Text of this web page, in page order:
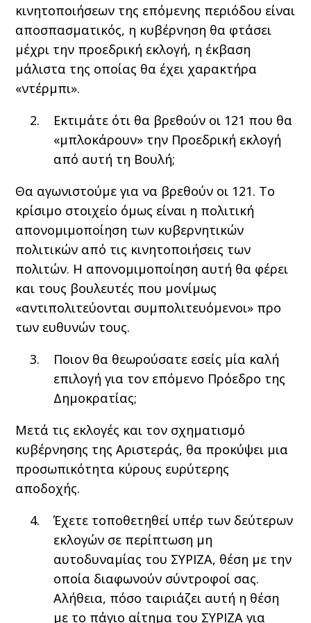
κινητοποιήσεων της επόμενης περιόδου είναι
αποσπασματικός, η κυβέρνηση θα φτάσει
μέχρι την προεδρική εκλογή, η έκβαση
μάλιστα της οποίας θα έχει χαρακτήρα
«ντέρμπι».
Εκτιμάτε ότι θα βρεθούν οι 121 που θα
«μπλοκάρουν» την Προεδρική εκλογή
από αυτή τη Βουλή;
Θα αγωνιστούμε για να βρεθούν οι 121. Το
κρίσιμο στοιχείο όμως είναι η πολιτική
απονομιμοποίηση των κυβερνητικών
πολιτικών από τις κινητοποιήσεις των
πολιτών. Η απονομιμοποίηση αυτή θα φέρει
και τους βουλευτές που μονίμως
«αντιπολιτεύονται συμπολιτευόμενοι» προ
των ευθυνών τους.
Ποιον θα θεωρούσατε εσείς μία καλή
επιλογή για τον επόμενο Πρόεδρο της
Δημοκρατίας;
Μετά τις εκλογές και τον σχηματισμό
κυβέρνησης της Αριστεράς, θα προκύψει μια
προσωπικότητα κύρους ευρύτερης
αποδοχής.
Έχετε τοποθετηθεί υπέρ των δεύτερων
εκλογών σε περίπτωση μη
αυτοδυναμίας του ΣΥΡΙΖΑ, θέση με την
οποία διαφωνούν σύντροφοί σας.
Αλήθεια, πόσο ταιριάζει αυτή η θέση
με το πάγιο αίτημα του ΣΥΡΙΖΑ για